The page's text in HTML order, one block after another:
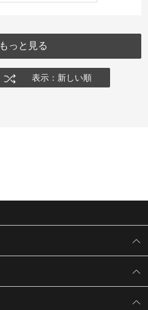
もっと見る
表示：新しい順